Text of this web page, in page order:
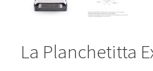
La Planchetitta